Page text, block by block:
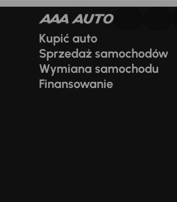
Kupić auto
Sprzedaż samochodów
Wymiana samochodu
Finansowanie